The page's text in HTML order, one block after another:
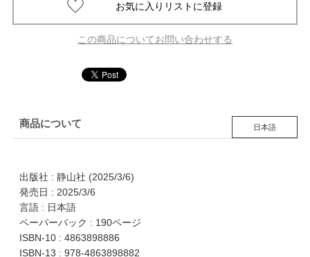
この商品についてお問い合わせする
商品について 日本語
出版社 : 静山社 (2025/3/6)
発売日 : 2025/3/6
言語 : 日本語
ペーパーバック : 190ページ
ISBN-10 : 4863898886
ISBN-13 : 978-4863898882